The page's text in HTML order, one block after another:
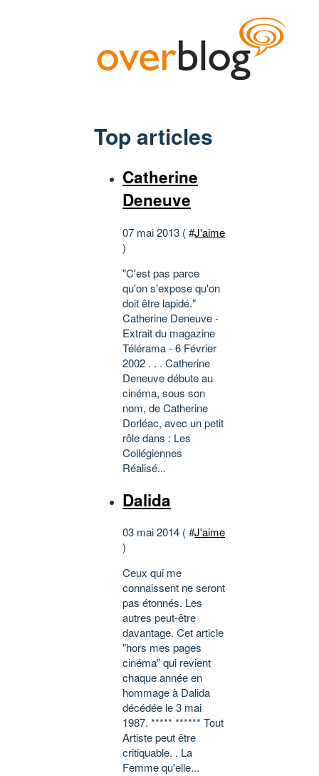
Top articles
Catherine
Deneuve
07 mai 2013 ( #J'aime
)
"C'est pas parce
qu'on s'expose qu'on
doit être lapidé."
Catherine Deneuve -
Extrait du magazine
Télérama - 6 Février
2002 . . . Catherine
Deneuve débute au
cinéma, sous son
nom, de Catherine
Dorléac, avec un petit
rôle dans : Les
Collégiennes
Réalisé...
Dalida
03 mai 2014 ( #J'aime
)
Ceux qui me
connaissent ne seront
pas étonnés. Les
autres peut-être
davantage. Cet article
"hors mes pages
cinéma" qui revient
chaque année en
hommage à Dalida
décédée le 3 mai
1987. ***** ****** Tout
Artiste peut être
critiquable. . La
Femme qu'elle...